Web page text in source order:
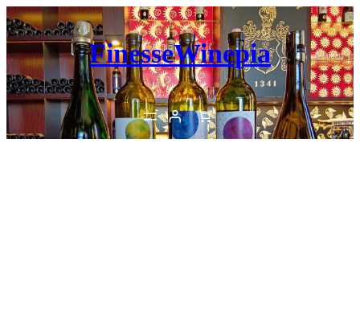
内
容
を
ス
キ
ッ
プ
FinesseWinepia